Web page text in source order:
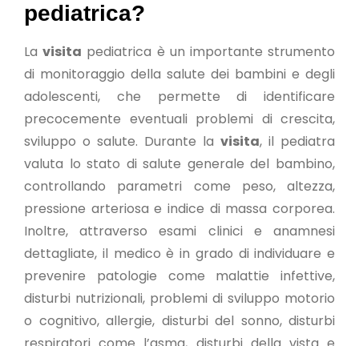
pediatrica?
Lavisita pediatrica è un importante strumento
di monitoraggio della salute dei bambini e degli
adolescenti, che permette di identificare
precocemente eventuali problemi di crescita,
sviluppo o salute. Durante la visita, il pediatra
valuta lo stato di salute generale del bambino,
controllando parametri come peso, altezza,
pressione arteriosa e indice di massa corporea.
Inoltre, attraverso esami clinici e anamnesi
dettagliate, il medico è in grado di individuare e
prevenire patologie come malattie infettive,
disturbi nutrizionali, problemi di sviluppo motorio
o cognitivo, allergie, disturbi del sonno, disturbi